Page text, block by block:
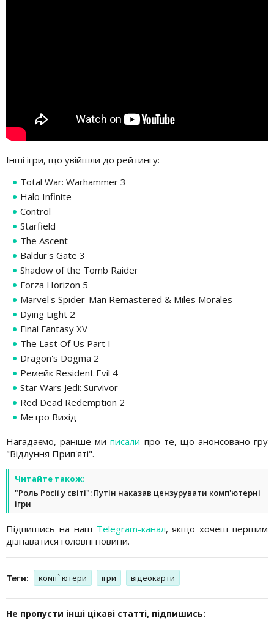
Інші ігри, що увійшли до рейтингу:
Total War: Warhammer 3
Halo Infinite
Control
Starfield
The Ascent
Baldur's Gate 3
Shadow of the Tomb Raider
Forza Horizon 5
Marvel's Spider-Man Remastered & Miles Morales
Dying Light 2
Final Fantasy XV
The Last Of Us Part I
Dragon's Dogma 2
Ремейк Resident Evil 4
Star Wars Jedi: Survivor
Red Dead Redemption 2
Метро Вихід
Нагадаємо, раніше миписали про те, що анонсовано гру
"Відлуння Прип'яті".
Читайте також:
"Роль Росії у світі": Путін наказав цензурувати комп'ютерні
ігри
Підпишись на наш Telegram-канал, якщо хочеш першим
дізнаватися головні новини.
Теги: комп`ютери ігри відеокарти
Не пропусти інші цікаві статті, підпишись: